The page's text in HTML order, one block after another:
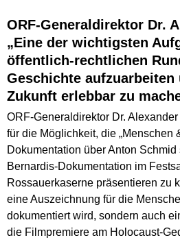
ORF-Generaldirektor Dr.
„Eine der wichtigsten
öffentlich-rechtlichen
Geschichte aufzuarbeiten
Zukunft erlebbar zu
ORF-Generaldirektor Dr.
für die Möglichkeit, die „Menschen
Dokumentation über Anton
Bernardis-Dokumentation im
Rossauerkaserne präsentieren zu
eine Auszeichnung für die
dokumentiert wird, sondern auch
die Filmpremiere am Holocaust-